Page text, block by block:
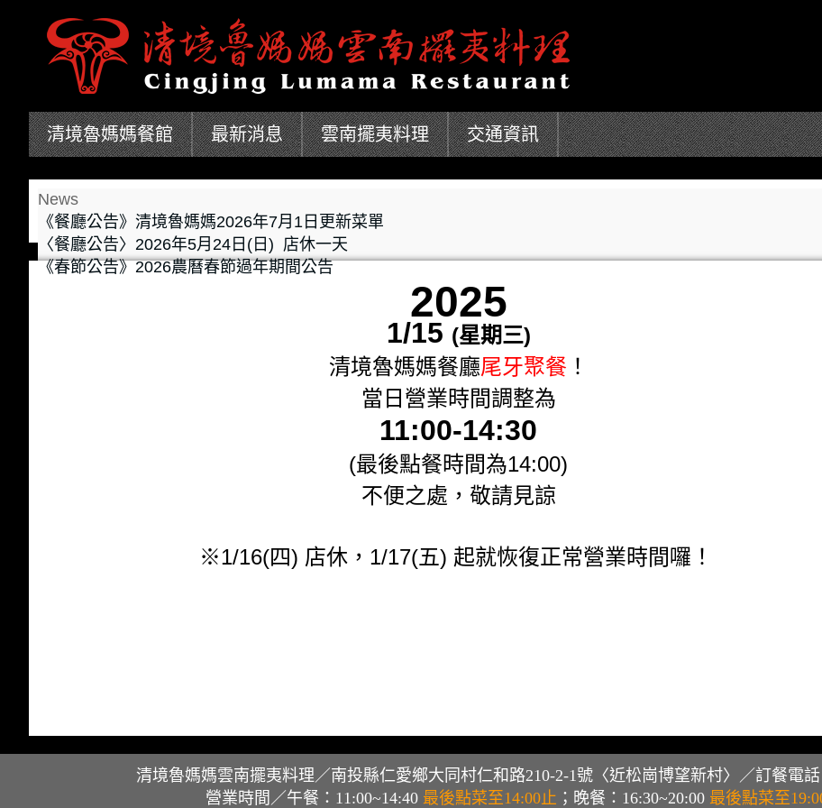
清境魯媽媽餐館 最新消息 雲南擺夷料理 交通資訊
News
《餐廳公告》清境魯媽媽2026年7月1日更新菜單
〈餐廳公告〉2026年5月24日(日) 店休一天
《春節公告》2026農曆春節過年期間公告
2025
1/15 (星期三)
清境魯媽媽餐廳尾牙聚餐 ！
當日營業時間調整為
11:00-14:30
(最後點餐時間為14:00)
不便之處，敬請見諒
※1/16(四) 店休，1/17(五) 起就恢復正常營業時間囉！
清境魯媽媽雲南擺夷料理／南投縣仁愛鄉大同村仁和路210-2-1號〈近松崗博望新村〉／訂餐電話
營業時間／午餐：11:00~14:40 最後點菜至14:00止 ；晚餐：16:30~20:00 最後點菜至